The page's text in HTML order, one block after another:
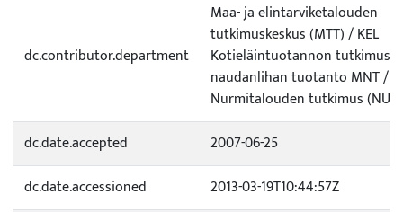
dc.contributor.department
Maa- ja elintarviketalouden
tutkimuskeskus (MTT) / KEL
Kotieläintuotannon tutkimus /
naudanlihan tuotanto MNT /
Nurmitalouden tutkimus (NUR)
dc.date.accepted
2007-06-25
dc.date.accessioned
2013-03-19T10:44:57Z